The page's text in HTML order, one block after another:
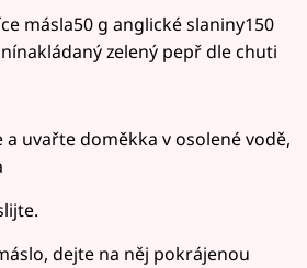
másla50 g anglické slaniny150
zelený pepř dle chuti
uvařte doměkka v osolené vodě,
dejte na něj pokrájenou